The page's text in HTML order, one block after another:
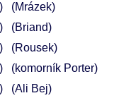
(Mrázek)
(Briand)
(Rousek)
(komorník Porter)
(Ali Bej)